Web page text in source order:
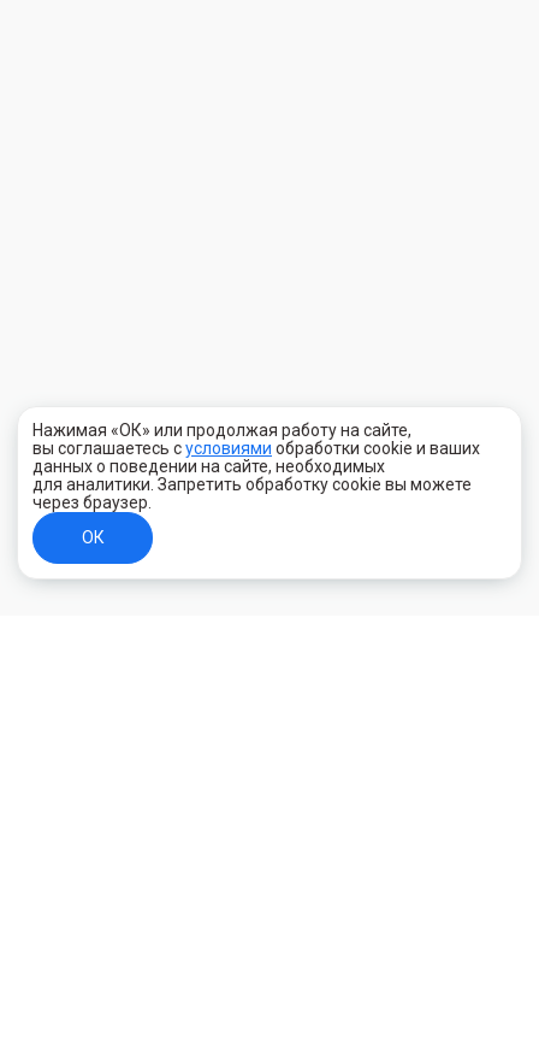
Нажимая «ОК» или продолжая работу на сайте,
вы соглашаетесь сусловиями обработки cookie и ваших
данных о поведении на сайте, необходимых
для аналитики. Запретить обработку cookie вы можете
через браузер.
ОК